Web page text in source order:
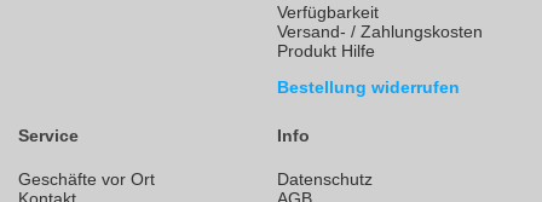
Verfügbarkeit
Versand- / Zahlungskosten
Produkt Hilfe
Bestellung widerrufen
Service
Geschäfte vor Ort
Info
Datenschutz